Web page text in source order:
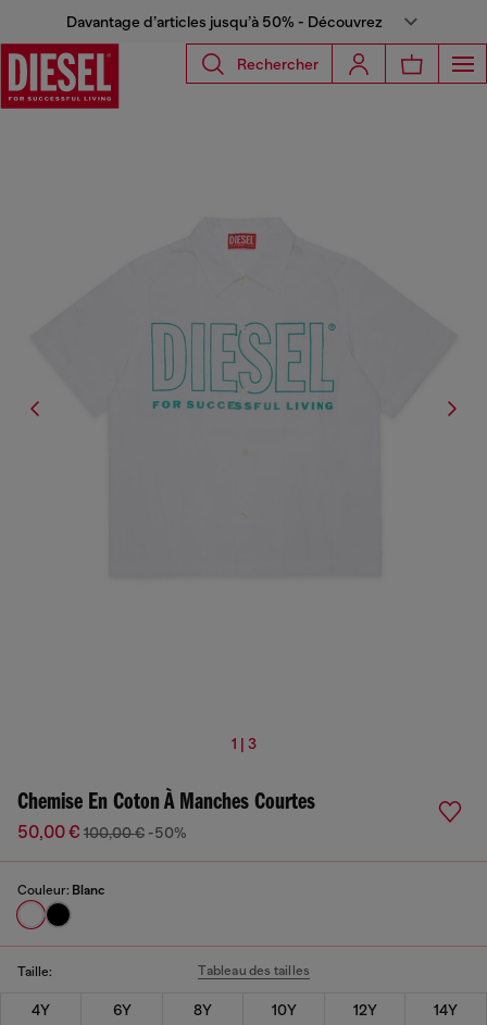
Davantage d’articles jusqu’à 50% - Découvrez
Rechercher
1 | 3
Chemise En Coton À Manches Courtes
50,00 € 100,00 € -50%
Couleur: Blanc
Taille: Tableau des tailles
4Y 6Y 8Y 10Y 12Y
14Y